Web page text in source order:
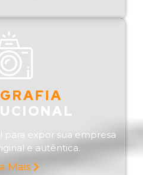
para expor sua empresa
e autêntica.
Mais